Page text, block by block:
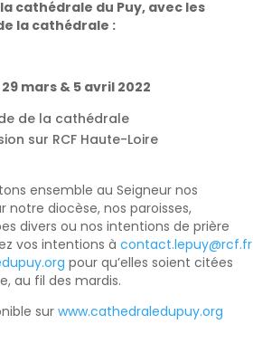
cathédrale du Puy, avec les
la cathédrale :
mars & 5 avril 2022
de la cathédrale
sur RCF Haute-Loire
ensemble au Seigneur nos
notre diocèse, nos paroisses,
divers ou nos intentions de prière
vos intentions à contact.lepuy@rcf.fr
pour qu’elles soient citées
au fil des mardis.
sur www.cathedraledupuy.org